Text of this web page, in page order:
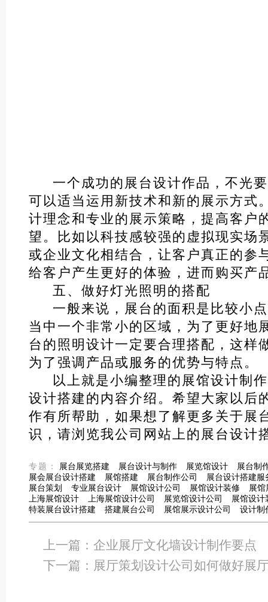
一个成功的展台设计作品，不光要
可以适当运用新技术和新的展示方式
计理念和专业的展示策略，提高客户
望。比如以科技感较强的虚拟现实场
或企业文化相结合，让客户真正的参
给客户产生更好的体验，进而购买产
五、做好灯光照明的搭配
一般来说，展台的面积是比较小点
当中一个非常小的区域，为了更好地
台的照明设计一定要合理搭配，这样
为了强调产品或服务的优势与特点。
以上就是小编整理的展馆设计制作
设计搭建的内容介绍。希望大家以后
作有所帮助，如果想了解更多关于展
识，请浏览我公司网站上的展台设计
专题： 展台展览搭建 展台设计与制作 展览馆设计
展台制
展会展台设计搭建
展馆搭建 展台制作公司
展台设计搭建服
展台策划
专业展台设计 展馆设计公司 展馆设计装修
展馆
上海展馆设计
上海展馆设计公司 展览馆设计公司
展馆设计
特装展台设计搭建
搭建展台公司 展馆展示设计公司 设计制
上一篇：企业展厅文化墙设计制作要点
下一篇： 展厅策划设计公司如何做好展